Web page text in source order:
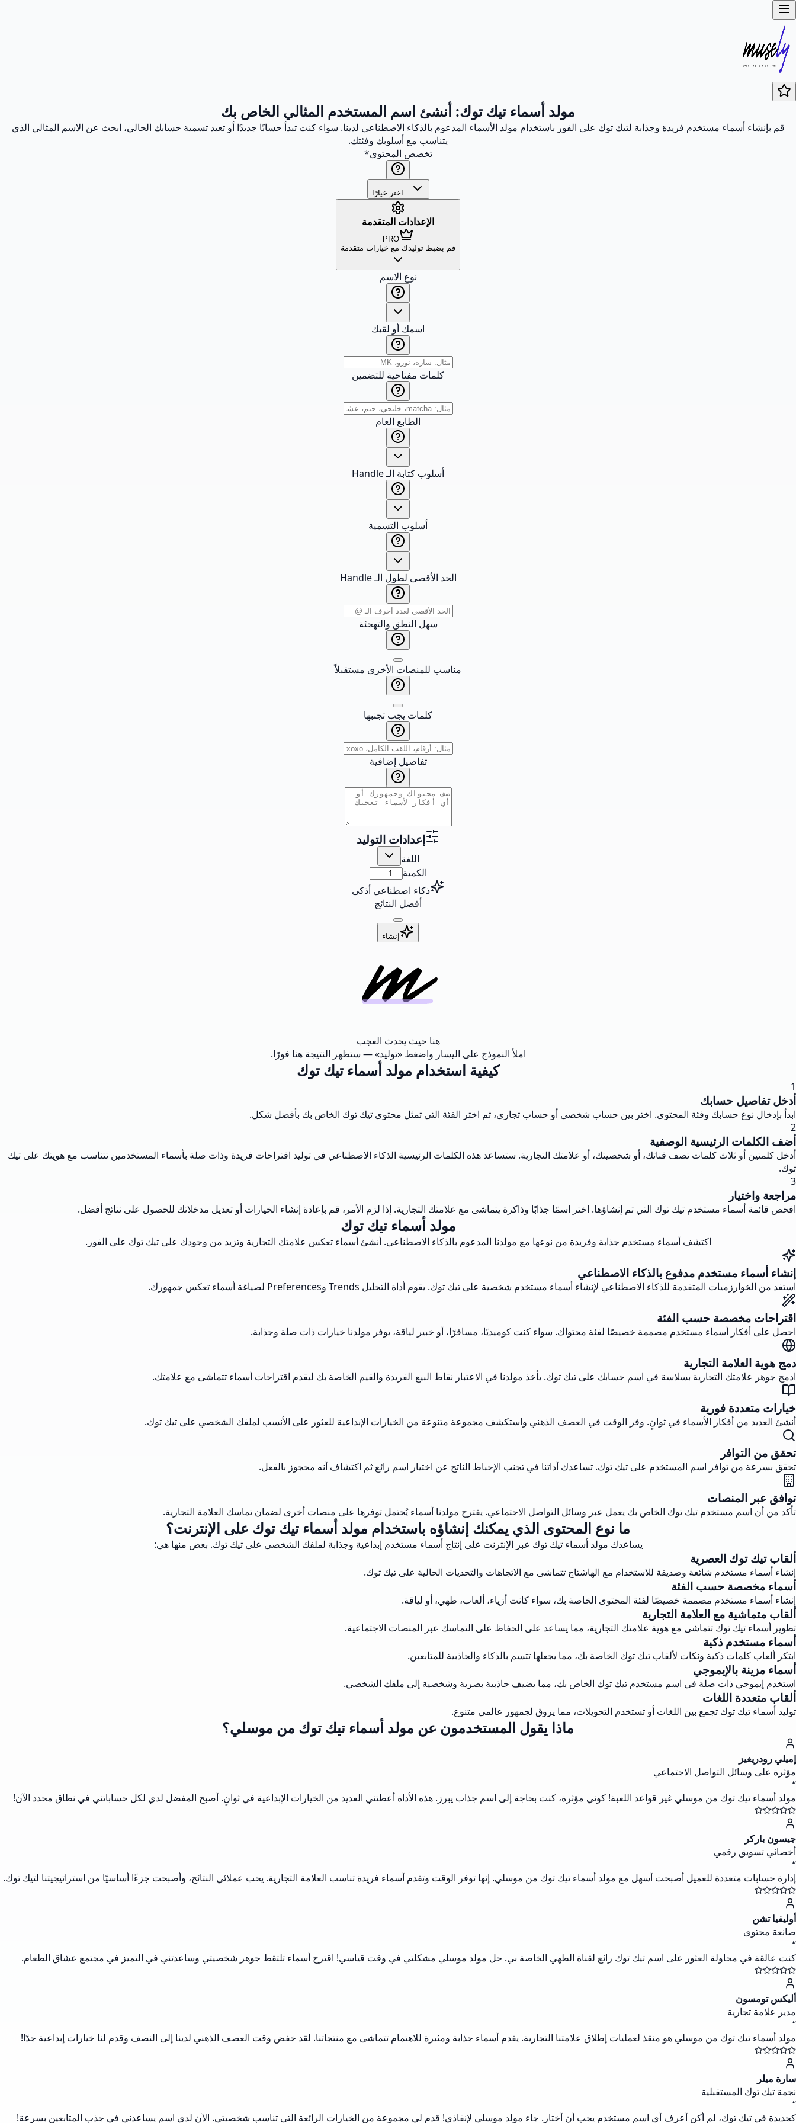
مولد أسماء تيك توك: أنشئ اسم المستخدم المثالي الخاص بك
قم بإنشاء أسماء مستخدم فريدة وجذابة لتيك توك على الفور باستخدام مولد الأسماء المدعوم بالذكاء الاصطناعي لدينا. سواء كنت تبدأ حسابًا جديدًا أو تعيد تسمية حسابك الحالي، ابحث عن الاسم المثالي الذي
يتناسب مع أسلوبك وفئتك.
تخصص المحتوى*
اختر خيارًا...
الإعدادات المتقدمة
PRO
قم بضبط توليدك مع خيارات متقدمة
نوع الاسم
اسمك أو لقبك
كلمات مفتاحية للتضمين
الطابع العام
أسلوب كتابة الـ Handle
أسلوب التسمية
الحد الأقصى لطول الـ Handle
سهل النطق والتهجئة
مناسب للمنصات الأخرى مستقبلاً
كلمات يجب تجنبها
تفاصيل إضافية
إعدادات التوليد
اللغة
الكمية
ذكاء اصطناعي أذكى
أفضل النتائج
إنشاء
هنا حيث يحدث العجب
املأ النموذج على اليسار واضغط «توليد» — ستظهر النتيجة هنا فورًا.
كيفية استخدام مولد أسماء تيك توك
1
أدخل تفاصيل حسابك
ابدأ بإدخال نوع حسابك وفئة المحتوى. اختر بين حساب شخصي أو حساب تجاري، ثم اختر الفئة التي تمثل محتوى تيك توك الخاص بك بأفضل شكل.
2
أضف الكلمات الرئيسية الوصفية
أدخل كلمتين أو ثلاث كلمات تصف قناتك، أو شخصيتك، أو علامتك التجارية. ستساعد هذه الكلمات الرئيسية الذكاء الاصطناعي في توليد اقتراحات فريدة وذات صلة بأسماء المستخدمين تتناسب مع هويتك على تيك
توك.
3
مراجعة واختيار
افحص قائمة أسماء مستخدم تيك توك التي تم إنشاؤها. اختر اسمًا جذابًا وذاكرة يتماشى مع علامتك التجارية. إذا لزم الأمر، قم بإعادة إنشاء الخيارات أو تعديل مدخلاتك للحصول على نتائج أفضل.
مولد أسماء تيك توك
اكتشف أسماء مستخدم جذابة وفريدة من نوعها مع مولدنا المدعوم بالذكاء الاصطناعي. أنشئ أسماء تعكس علامتك التجارية وتزيد من وجودك على تيك توك على الفور.
إنشاء أسماء مستخدم مدفوع بالذكاء الاصطناعي
استفد من الخوارزميات المتقدمة للذكاء الاصطناعي لإنشاء أسماء مستخدم شخصية على تيك توك. يقوم أداة التحليل Trends وPreferences لصياغة أسماء تعكس جمهورك.
اقتراحات مخصصة حسب الفئة
احصل على أفكار أسماء مستخدم مصممة خصيصًا لفئة محتواك. سواء كنت كوميديًا، مسافرًا، أو خبير لياقة، يوفر مولدنا خيارات ذات صلة وجذابة.
دمج هوية العلامة التجارية
ادمج جوهر علامتك التجارية بسلاسة في اسم حسابك على تيك توك. يأخذ مولدنا في الاعتبار نقاط البيع الفريدة والقيم الخاصة بك ليقدم اقتراحات أسماء تتماشى مع علامتك.
خيارات متعددة فورية
أنشئ العديد من أفكار الأسماء في ثوانٍ. وفر الوقت في العصف الذهني واستكشف مجموعة متنوعة من الخيارات الإبداعية للعثور على الأنسب لملفك الشخصي على تيك توك.
تحقق من التوافر
تحقق بسرعة من توافر اسم المستخدم على تيك توك. تساعدك أداتنا في تجنب الإحباط الناتج عن اختيار اسم رائع ثم اكتشاف أنه محجوز بالفعل.
توافق عبر المنصات
تأكد من أن اسم مستخدم تيك توك الخاص بك يعمل عبر وسائل التواصل الاجتماعي. يقترح مولدنا أسماء يُحتمل توفرها على منصات أخرى لضمان تماسك العلامة التجارية.
ما نوع المحتوى الذي يمكنك إنشاؤه باستخدام مولد أسماء تيك توك على الإنترنت؟
يساعدك مولد أسماء تيك توك عبر الإنترنت على إنتاج أسماء مستخدم إبداعية وجذابة لملفك الشخصي على تيك توك. بعض منها هي:
ألقاب تيك توك العصرية
إنشاء أسماء مستخدم شائعة وصديقة للاستخدام مع الهاشتاج تتماشى مع الاتجاهات والتحديات الحالية على تيك توك.
أسماء مخصصة حسب الفئة
إنشاء أسماء مستخدم مصممة خصيصًا لفئة المحتوى الخاصة بك، سواء كانت أزياء، ألعاب، طهي، أو لياقة.
ألقاب متماشية مع العلامة التجارية
تطوير أسماء تيك توك تتماشى مع هوية علامتك التجارية، مما يساعد على الحفاظ على التماسك عبر المنصات الاجتماعية.
أسماء مستخدم ذكية
ابتكر ألعاب كلمات ذكية ونكات لألقاب تيك توك الخاصة بك، مما يجعلها تتسم بالذكاء والجاذبية للمتابعين.
أسماء مزينة بالإيموجي
استخدم إيموجي ذات صلة في اسم مستخدم تيك توك الخاص بك، مما يضيف جاذبية بصرية وشخصية إلى ملفك الشخصي.
ألقاب متعددة اللغات
توليد أسماء تيك توك تجمع بين اللغات أو تستخدم التحويلات، مما يروق لجمهور عالمي متنوع.
ماذا يقول المستخدمون عن مولد أسماء تيك توك من موسلي؟
إميلي رودريغيز
مؤثرة على وسائل التواصل الاجتماعي
“
مولد أسماء تيك توك من موسلي غير قواعد اللعبة! كوني مؤثرة، كنت بحاجة إلى اسم جذاب يبرز. هذه الأداة أعطتني العديد من الخيارات الإبداعية في ثوانٍ. أصبح المفضل لدي لكل حساباتني في نطاق محدد الآن!
جيسون باركر
أخصائي تسويق رقمي
“
إدارة حسابات متعددة للعميل أصبحت أسهل مع مولد أسماء تيك توك من موسلي. إنها توفر الوقت وتقدم أسماء فريدة تناسب العلامة التجارية. يحب عملائي النتائج، وأصبحت جزءًا أساسيًا من استراتيجيتنا لتيك توك.
أوليفيا تشن
صانعة محتوى
“
كنت عالقة في محاولة العثور على اسم تيك توك رائع لقناة الطهي الخاصة بي. حل مولد موسلي مشكلتي في وقت قياسي! اقترح أسماء تلتقط جوهر شخصيتي وساعدتني في التميز في مجتمع عشاق الطعام.
أليكس تومسون
مدير علامة تجارية
“
مولد أسماء تيك توك من موسلي هو منقذ لعمليات إطلاق علامتنا التجارية. يقدم أسماء جذابة ومثيرة للاهتمام تتماشى مع منتجاتنا. لقد خفض وقت العصف الذهني لدينا إلى النصف وقدم لنا خيارات إبداعية جدًا!
سارة ميلر
نجمة تيك توك المستقبلية
“
كجديدة في تيك توك، لم أكن أعرف أي اسم مستخدم يجب أن أختار. جاء مولد موسلي لإنقاذي! قدم لي مجموعة من الخيارات الرائعة التي تناسب شخصيتي. الآن لدي اسم يساعدني في جذب المتابعين بسرعة!